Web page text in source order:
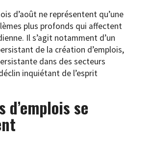
d’août ne représentent qu’une
plus profonds qui affectent
Il s’agit notamment d’un
de la création d’emplois,
dans des secteurs
inquiétant de l’esprit
d’emplois se